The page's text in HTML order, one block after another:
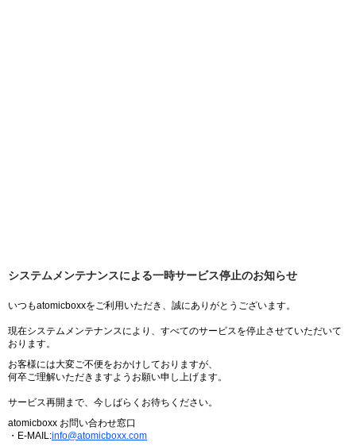
システムメンテナンスによる一時サービス停止のお知らせ
いつもatomicboxxをご利用いただき、誠にありがとうございます。
現在システムメンテナンスにより、すべてのサービスを停止させていただいて
おります。
お客様には大変ご不便をおかけしておりますが、
何卒ご理解いただきますようお願い申し上げます。
サービス再開まで、今しばらくお待ちください。
atomicboxx お問い合わせ窓口
・E-MAIL:info@atomicboxx.com